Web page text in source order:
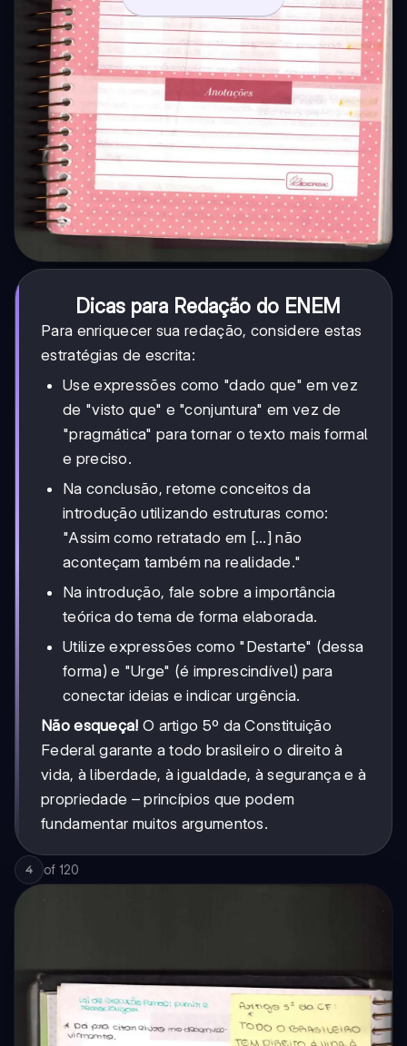
Dicas para Redação do ENEM
Para enriquecer sua redação, considere estas
estratégias de escrita:
Use expressões como "dado que" em vez
de "visto que" e "conjuntura" em vez de
"pragmática" para tornar o texto mais formal
e preciso.
Na conclusão, retome conceitos da
introdução utilizando estruturas como:
"Assim como retratado em [...] não
aconteçam também na realidade."
Na introdução, fale sobre a importância
teórica do tema de forma elaborada.
Utilize expressões como "Destarte" (dessa
forma) e "Urge" (é imprescindível) para
conectar ideias e indicar urgência.
Não esqueça! O artigo 5º da Constituição
Federal garante a todo brasileiro o direito à
vida, à liberdade, à igualdade, à segurança e à
propriedade – princípios que podem
fundamentar muitos argumentos.
4 of 120